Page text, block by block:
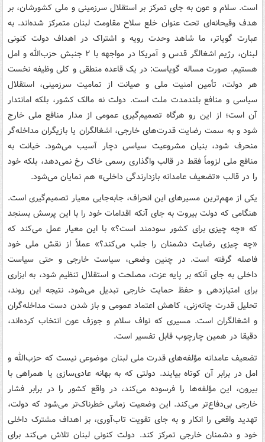
است. سلام و عون به جای تمرکز بر استقلال سرزمینی و ملی کشورشان، بر
هدف وقیحانه‌ای تحت عنوان خلع سلاح مقاومت لبنان متمرکز شده‌اند. به
عبارت گویاتر، ما شاهد وحدت رویه و اشتراک در اهداف دولت کنونی
لبنان، رژیم اشغالگر قدس و آمریکا در مواجهه با ۲ جنبش حزب‌الله و امل
هستیم. صورت مساله گویاست: در یک قاعده منطقی و کلی وظیفه نخست
هر دولت، تأمین امنیت ملی و صیانت از تمامیت سرزمینی، استقلال
سیاسی و منافع بلندمدت ملت است. دولت نه مالک کشور، بلکه امانتدار
آن است؛ از این رو هرگاه تصمیم‌گیری عمومی از مدار منافع ملی خارج
شود و به سمت رضایت قدرت‌های خارجی، اشغالگران یا بازیگران مداخله‌گر
منحرف شود، بنیان مشروعیت سیاسی دچار آسیب می‌شود. خیانت به
منافع ملی لزوماً فقط در قالب واگذاری رسمی خاک رخ نمی‌دهد، بلکه خود
را در قالب «تضعیف عامدانه بازدارندگی داخلی» هم نمایان می‌شود.
یکی از مهم‌ترین مسیرهای این انحراف، جابه‌جایی معیار تصمیم‌گیری است.
هنگامی که دولت بیروت به جای آنکه اقدامات خود را با این پرسش بسنجد
که «چه چیزی برای کشور سودمند است؟» با این معیار عمل می‌کند که
«چه چیزی رضایت دشمنان را جلب می‌کند؟» عملاً از نقش ملی خود
فاصله گرفته است. در چنین وضعی، سیاست خارجی و حتی سیاست
داخلی به جای آنکه بر پایه عزت، مصلحت و استقلال تنظیم شود، به ابزاری
برای امتیازدهی و حفظ حمایت خارجی تبدیل می‌شود. نتیجه این روند،
تحلیل قدرت چانه‌زنی، کاهش اعتماد عمومی و باز شدن دست مداخله‌گران
و اشغالگران است. مسیری که نواف سلام و جوزف عون انتخاب کرده‌اند،
دقیقا در همین چارچوب قابل تفسیر است.
تضعیف عامدانه مؤلفه‌های قدرت ملی لبنان موضوعی نیست که حزب‌الله و
امل در برابر آن کوتاه بیایند. دولتی که به بهانه عادی‌سازی یا همراهی با
بیرون، این مؤلفه‌ها را فرسوده می‌کند، در واقع کشور را در برابر فشار
خارجی بی‌دفاع‌تر می‌کند. این وضعیت زمانی خطرناک‌تر می‌شود که دولت،
تهدید واقعی را انکار و به‌ جای تقویت تاب‌آوری، بر اهداف مشترک داخلی
خود و دشمنان خارجی تمرکز کند. دولت کنونی لبنان تلاش می‌کند برای